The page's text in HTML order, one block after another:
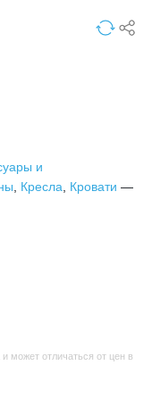
и
, Кресла, Кровати —
и может отличаться от цен в